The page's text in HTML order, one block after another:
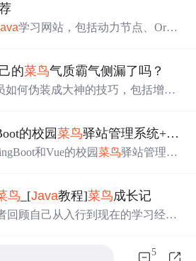
客，影响了许多读者。暑假期间在
人”项目管理工具，提升了自己的
数据和云计算领域发展的公司。
学习网站，包括动力节点、Oracl
的菜鸟气质霸气侧漏了吗？
如何伪装成大神的技巧，包括增强
供了多个学习资源和面试热点话
的校园菜鸟驿站管理系统+Vue[毕业设计]
和Vue的校园菜鸟驿站管理系
环境、框架特点等技术信息，以及
试等内容。
鸟 _[Java教程]菜鸟成长记
回顾自己从入行到现在的学习经
5